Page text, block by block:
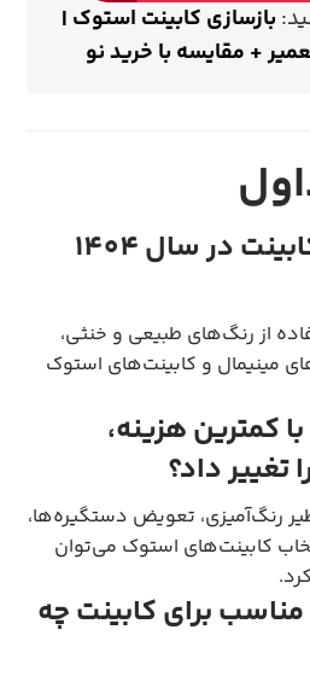
بازسازی کابینت استوک |
+ مقایسه با خرید نو
۱. ترندهای اصلی کابینت در سال 1404
از رنگ‌های طبیعی و خنثی،
مینیمال و کابینت‌های استوک
کمترین هزینه،
تغییر داد؟
رنگ‌آمیزی، تعویض دستگیره‌ها،
کابینت‌های استوک می‌توان
مناسب برای کابینت چه